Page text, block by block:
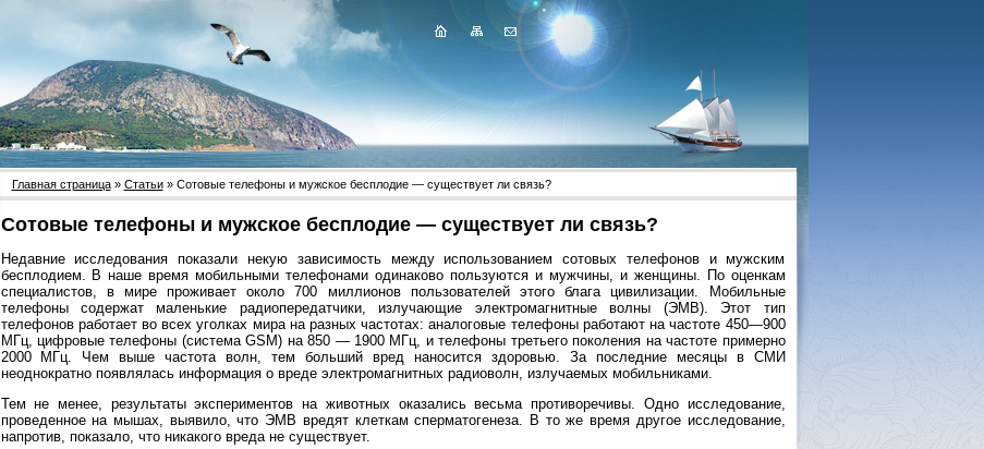
Главная страница» Статьи» Сотовые телефоны и мужское бесплодие — существует ли связь?
Сотовые телефоны и мужское бесплодие — существует ли связь?
Недавние исследования показали некую зависимость между использованием сотовых телефонов и мужским
бесплодием. В наше время мобильными телефонами одинаково пользуются и мужчины, и женщины. По оценкам
специалистов, в мире проживает около 700 миллионов пользователей этого блага цивилизации. Мобильные
телефоны содержат маленькие радиопередатчики, излучающие электромагнитные волны (ЭМВ). Этот тип
телефонов работает во всех уголках мира на разных частотах: аналоговые телефоны работают на частоте 450—900
МГц, цифровые телефоны (система GSM) на 850 — 1900 МГц, и телефоны третьего поколения на частоте примерно
2000 МГц. Чем выше частота волн, тем больший вред наносится здоровью. За последние месяцы в СМИ
неоднократно появлялась информация о вреде электромагнитных радиоволн, излучаемых мобильниками.
Тем не менее, результаты экспериментов на животных оказались весьма противоречивы. Одно исследование,
проведенное на мышах, выявило, что ЭМВ вредят клеткам сперматогенеза. В то же время другое исследование,
напротив, показало, что никакого вреда не существует.